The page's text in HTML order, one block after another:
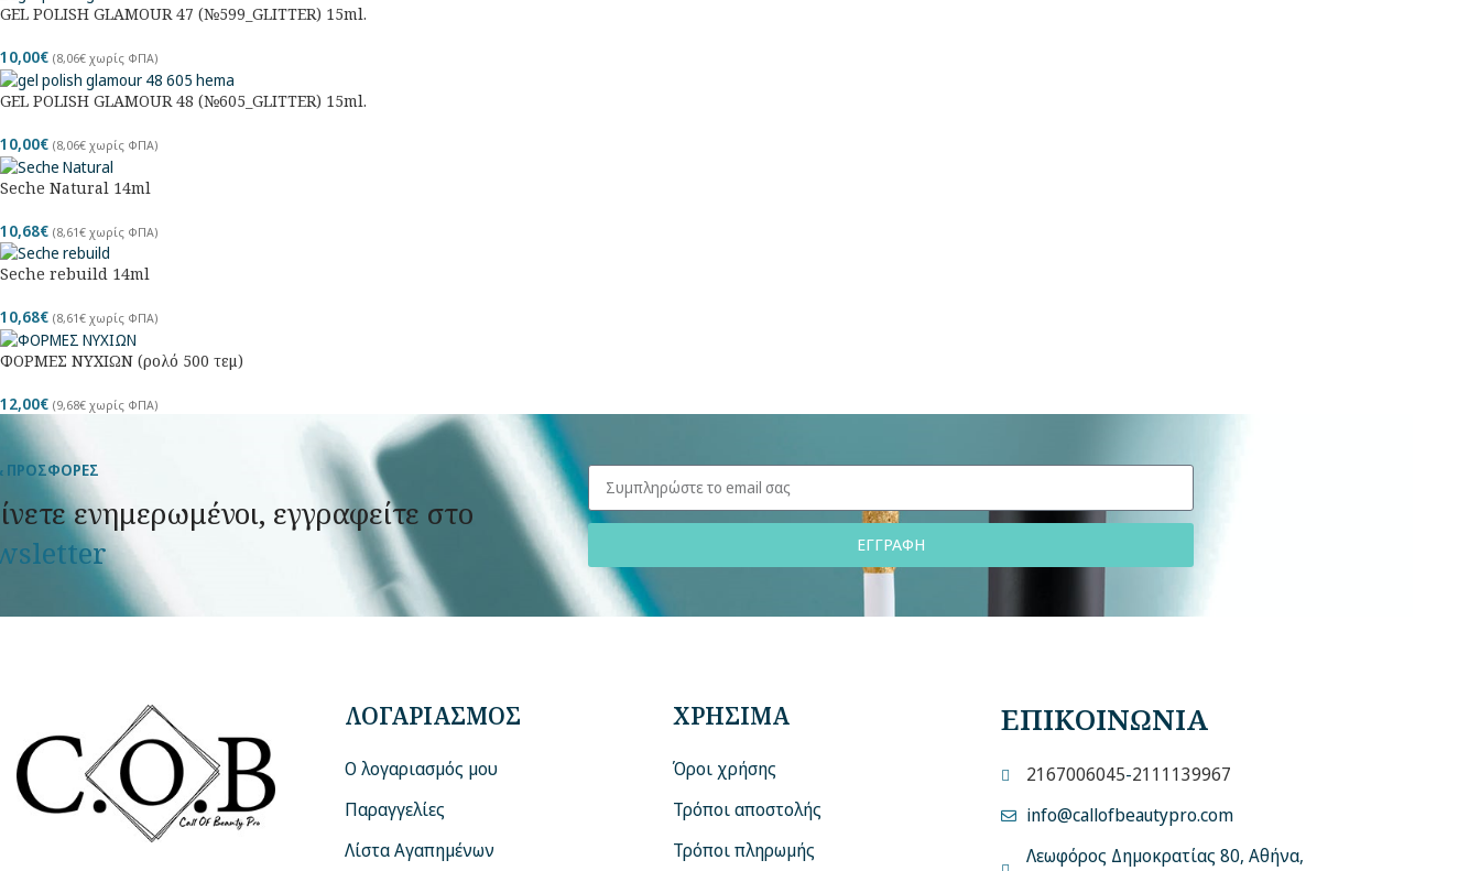
GEL POLISH GLAMOUR 47 (№599_GLITTER) 15ml.
10,00€ (8,06€ χωρίς ΦΠΑ)
GEL POLISH GLAMOUR 48 (№605_GLITTER) 15ml.
10,00€ (8,06€ χωρίς ΦΠΑ)
Seche Natural 14ml
10,68€ (8,61€ χωρίς ΦΠΑ)
Seche rebuild 14ml
10,68€ (8,61€ χωρίς ΦΠΑ)
ΦΟΡΜΕΣ ΝΥΧΙΩΝ (ρολό 500 τεμ)
12,00€ (9,68€ χωρίς ΦΠΑ)
ΠΡΟΣΦΟΡΕΣ
ενημερωμένοι, εγγραφείτε στο
ΕΓΓΡΑΦΗ
ΛΟΓΑΡΙΑΣΜΟΣ
Ο λογαριασμός μου
Παραγγελίες
Λίστα Αγαπημένων
ΧΡΗΣΙΜΑ
Όροι χρήσης
Τρόποι αποστολής
Τρόποι πληρωμής
ΕΠΙΚΟΙΝΩΝΙΑ
2167006045-2111139967
info@callofbeautypro.com
Λεωφόρος Δημοκρατίας 80, Αθήνα,